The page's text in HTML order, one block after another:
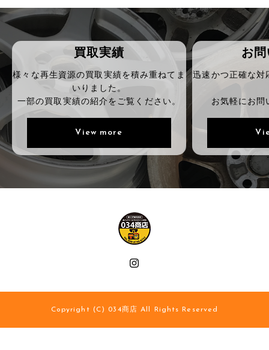
買取実績
様々な再生資源の買取実績を積み重ねてま
いりました。
一部の買取実績の紹介をご覧ください。
View more
お
迅速かつ正確な対
お気軽にお問
Copyright (C) 034商店 All Rights Reserved